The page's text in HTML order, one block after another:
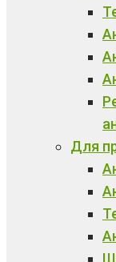
Для